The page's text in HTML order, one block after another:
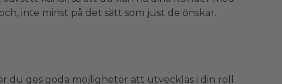
inte minst på det sätt som just de önskar.
du ges goda möjligheter att utvecklas i din roll